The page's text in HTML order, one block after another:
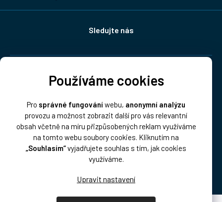
Používáme cookies
Pro správné fungováníwebu, anonymní analýzu
provozu a možnost zobrazit další pro vás relevantní
obsah včetně na míru přizpůsobených reklam využíváme
na tomto webu soubory cookies. Kliknutím na
„Souhlasím“vyjadřujete souhlas s tím, jak cookies
využíváme.
Sledujte nás
Platba: